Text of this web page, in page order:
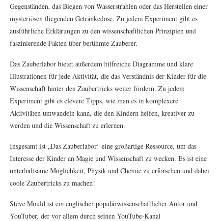
Gegenständen, das Biegen von Wasserstrahlen oder das Herstellen einer
mysteriösen fliegenden Getränkedose. Zu jedem Experiment gibt es
ausführliche Erklärungen zu den wissenschaftlichen Prinzipien und
faszinierende Fakten über berühmte Zauberer.
Das Zauberlabor bietet außerdem hilfreiche Diagramme und klare
Illustrationen für jede Aktivität, die das Verständnis der Kinder für die
Wissenschaft hinter den Zaubertricks weiter fördern. Zu jedem
Experiment gibt es clevere Tipps, wie man es in komplexere
Aktivitäten umwandeln kann, die den Kindern helfen, kreativer zu
werden und die Wissenschaft zu erlernen.
Insgesamt ist „Das Zauberlabor“ eine großartige Ressource, um das
Interesse der Kinder an Magie und Wissenschaft zu wecken. Es ist eine
unterhaltsame Möglichkeit, Physik und Chemie zu erforschen und dabei
coole Zaubertricks zu machen!
Steve Mould ist ein englischer populärwissenschaftlicher Autor und
YouTuber, der vor allem durch seinen YouTube-Kanal